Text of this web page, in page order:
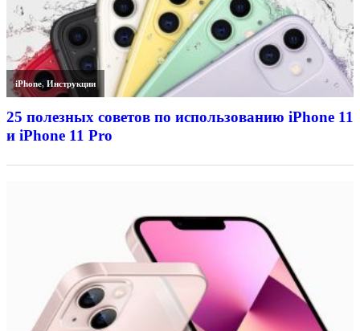
iPhone,Инструкции
25 полезных советов по использованию iPhone 11
и iPhone 11 Pro